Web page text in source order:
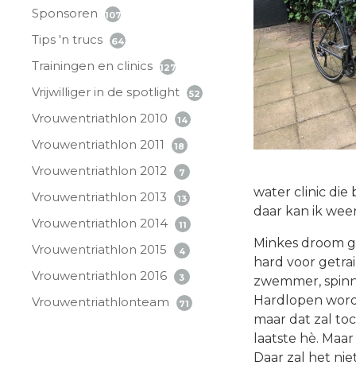
Sponsoren 107
Tips 'n trucs 64
Trainingen en clinics 127
Vrijwilliger in de spotlight 52
Vrouwentriathlon 2010 14
Vrouwentriathlon 2011 18
Vrouwentriathlon 2012 7
Vrouwentriathlon 2013 13
Vrouwentriathlon 2014 11
Vrouwentriathlon 2015 4
Vrouwentriathlon 2016 3
Vrouwentriathlonteam 71
water clinic die
daar kan ik
Minkes droom
hard voor
zwemmer,
Hardlopen
maar dat zal
laatste hè.
Daar zal het